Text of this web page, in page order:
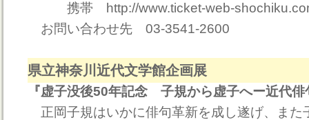
携帯 http://www.ticket-web-
お問い合わせ先 03-3541-2600
県立神奈川近代文学館企画展
『虚子没後50年記念 子規から虚子へー近代俳
正岡子規はいかに俳句革新を成し遂げ、また